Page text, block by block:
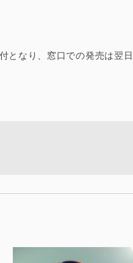
となり、窓口での発売は翌日